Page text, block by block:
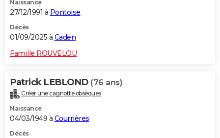
Naissance
27/12/1991 à Pontoise
Décès
01/09/2025 à Caden
Famille ROUVELOU
Patrick LEBLOND (76 ans)
Créer une cagnotte obsèques
Naissance
04/03/1949 à Courrières
Décès